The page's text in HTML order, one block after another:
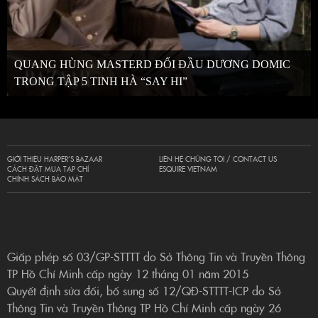
QUANG HÙNG MASTERD ĐỐI ĐẦU DƯƠNG DOMIC
TRONG TẬP 5 TINH HÀ “SAY HI”
GIỚI THIỆU HARPER’S BAZAAR
CÁCH ĐẶT MUA TẠP CHÍ
CHÍNH SÁCH BẢO MẬT
LIÊN HỆ CHÚNG TÔI / CONTACT US
ESQUIRE VIETNAM
Giấp phép số 03/GP-STTTT do Sở Thông Tin và Truyền Thông
TP Hồ Chí Minh cấp ngày 12 tháng 01 năm 2015
Quyết định sửa đổi, bổ sung số 12/QĐ-STTTT-ICP do Sở
Thông Tin và Truyền Thông TP Hồ Chí Minh cấp ngày 26